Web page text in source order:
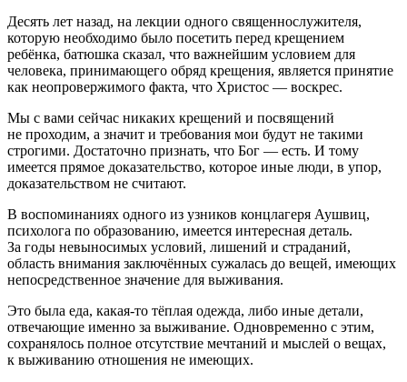
Десять лет назад, на лекции одного священнослужителя,
которую необходимо было посетить перед крещением
ребёнка, батюшка сказал, что важнейшим условием для
человека, принимающего обряд крещения, является принятие
как неопровержимого факта, что Христос — воскрес.
Мы с вами сейчас никаких крещений и посвящений
не проходим, а значит и требования мои будут не такими
строгими. Достаточно признать, что Бог — есть. И тому
имеется прямое доказательство, которое иные люди, в упор,
доказательством не считают.
В воспоминаниях одного из узников концлагеря Аушвиц,
психолога по образованию, имеется интересная деталь.
За годы невыносимых условий, лишений и страданий,
область внимания заключённых сужалась до вещей, имеющих
непосредственное значение для выживания.
Это была еда, какая-то тёплая одежда, либо иные детали,
отвечающие именно за выживание. Одновременно с этим,
сохранялось полное отсутствие мечтаний и мыслей о вещах,
к выживанию отношения не имеющих.